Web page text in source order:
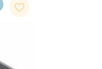
favorite_border